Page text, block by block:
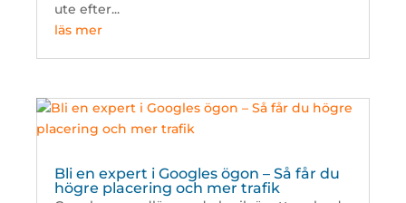
ute efter...
läs mer
Bli en expert i Googles ögon – Så får du
högre placering och mer trafik